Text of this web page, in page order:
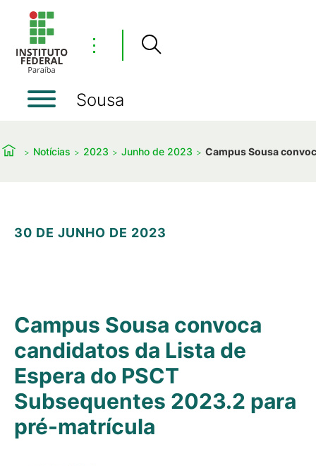
⋮
Sousa
Notícias 2023 Junho de 2023 Campus Sousa
30 DE JUNHO DE 2023
Campus Sousa convoca
candidatos da Lista de
Espera do PSCT
Subsequentes 2023.2 para
pré-matrícula